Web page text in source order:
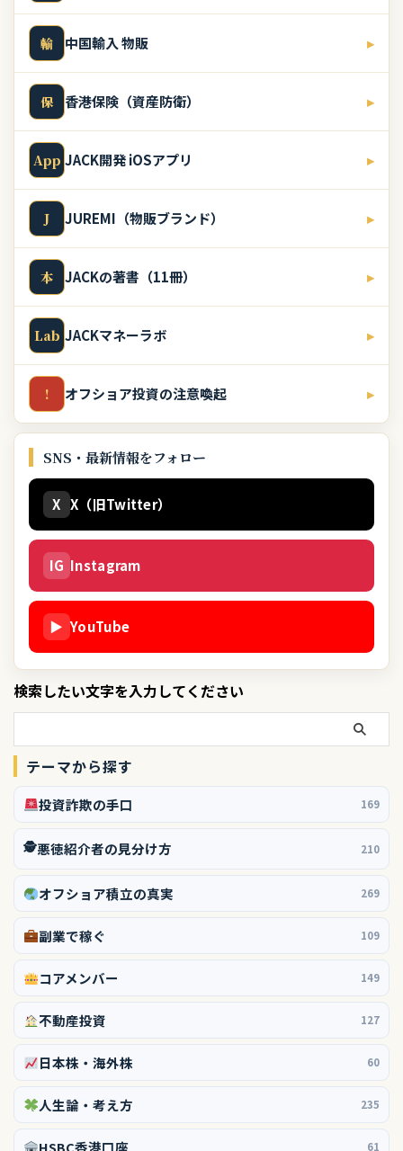
輸 中国輸入 物販 ▸
保 香港保険（資産防衛） ▸
App JACK開発 iOSアプリ ▸
J JUREMI（物販ブランド） ▸
本 JACKの著書（11冊） ▸
Lab JACKマネーラボ ▸
! オフショア投資の注意喚起 ▸
SNS・最新情報をフォロー
X X（旧Twitter）
IG Instagram
▶ YouTube
検索したい文字を入力してください
テーマから探す
投資詐欺の手口 169
🕵️悪徳紹介者の見分け方 210
オフショア積立の真実 269
副業で稼ぐ 109
コアメンバー 149
不動産投資 127
日本株・海外株 60
人生論・考え方 235
HSBC香港口座 61